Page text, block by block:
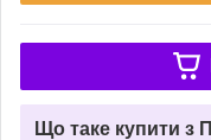
Що таке купити з